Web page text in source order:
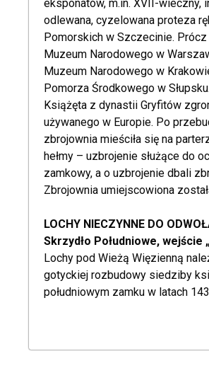
eksponatów, m.in. XVII-wieczny,
odlewana, cyzelowana proteza
Pomorskich w Szczecinie.
Muzeum Narodowego w
Muzeum Narodowego w
Pomorza Środkowego w
Książęta z dynastii Gryfitów
używanego w Europie. Po
zbrojownia mieściła się na
hełmy – uzbrojenie służące do
zamkowy, a o uzbrojenie dbali
Zbrojownia umiejscowiona
LOCHY NIECZYNNE DO
Skrzydło Południowe, wejście
Lochy pod Wieżą Więzienną
gotyckiej rozbudowy siedziby
południowym zamku w latach